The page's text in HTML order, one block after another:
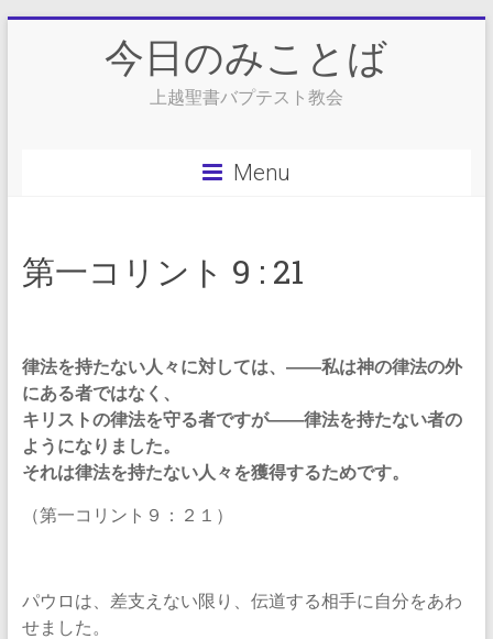
今日のみことば
上越聖書バプテスト教会
Menu
第一コリント 9 : 21
律法を持たない人々に対しては、――私は神の律法の外
にある者ではなく、
キリストの律法を守る者ですが――律法を持たない者の
ようになりました。
それは律法を持たない人々を獲得するためです。
（第一コリント９：２１）
パウロは、差支えない限り、伝道する相手に自分をあわ
せました。